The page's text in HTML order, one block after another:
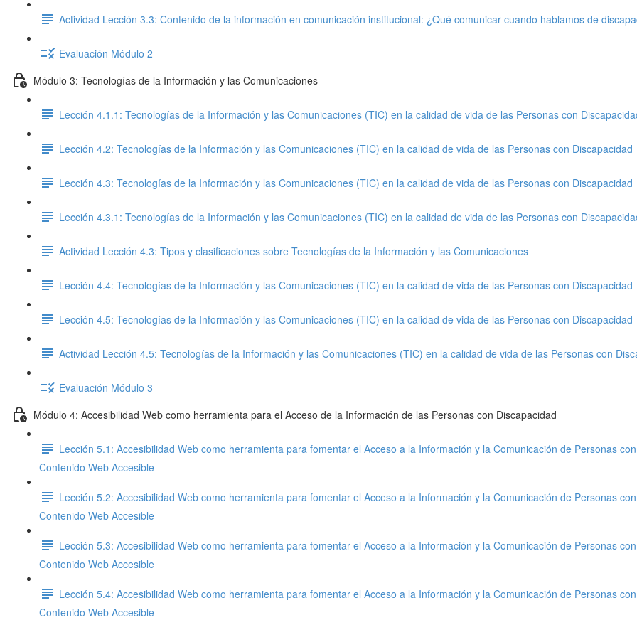
Actividad Lección 3.3: Contenido de la información en comunicación institucional: ¿Qué comunicar cuando hablamos de
Evaluación Módulo 2
Módulo 3: Tecnologías de la Información y las Comunicaciones
Lección 4.1.1: Tecnologías de la Información y las Comunicaciones (TIC) en la calidad de vida de las Personas con
Lección 4.2: Tecnologías de la Información y las Comunicaciones (TIC) en la calidad de vida de las Personas con Discapacidad
Lección 4.3: Tecnologías de la Información y las Comunicaciones (TIC) en la calidad de vida de las Personas con Discapacidad
Lección 4.3.1: Tecnologías de la Información y las Comunicaciones (TIC) en la calidad de vida de las Personas con
Actividad Lección 4.3: Tipos y clasificaciones sobre Tecnologías de la Información y las Comunicaciones
Lección 4.4: Tecnologías de la Información y las Comunicaciones (TIC) en la calidad de vida de las Personas con Discapacidad
Lección 4.5: Tecnologías de la Información y las Comunicaciones (TIC) en la calidad de vida de las Personas con Discapacidad
Actividad Lección 4.5: Tecnologías de la Información y las Comunicaciones (TIC) en la calidad de vida de las Personas con
Evaluación Módulo 3
Módulo 4: Accesibilidad Web como herramienta para el Acceso de la Información de las Personas con Discapacidad
Lección 5.1: Accesibilidad Web como herramienta para fomentar el Acceso a la Información y la Comunicación de Personas
Contenido Web Accesible
Lección 5.2: Accesibilidad Web como herramienta para fomentar el Acceso a la Información y la Comunicación de Personas
Contenido Web Accesible
Lección 5.3: Accesibilidad Web como herramienta para fomentar el Acceso a la Información y la Comunicación de Personas
Contenido Web Accesible
Lección 5.4: Accesibilidad Web como herramienta para fomentar el Acceso a la Información y la Comunicación de Personas
Contenido Web Accesible